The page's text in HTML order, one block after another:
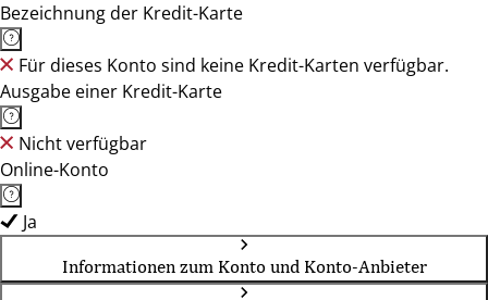
Bezeichnung der Kredit-Karte
Für dieses Konto sind keine Kredit-Karten verfügbar.
Ausgabe einer Kredit-Karte
Nicht verfügbar
Online-Konto
Ja
Informationen zum Konto und Konto-Anbieter